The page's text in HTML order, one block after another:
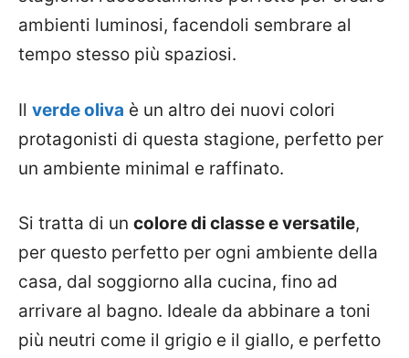
ambienti luminosi, facendoli sembrare al
tempo stesso più spaziosi.
Il verde oliva è un altro dei nuovi colori
protagonisti di questa stagione, perfetto per
un ambiente minimal e raffinato.
Si tratta di un colore di classe e versatile,
per questo perfetto per ogni ambiente della
casa, dal soggiorno alla cucina, fino ad
arrivare al bagno. Ideale da abbinare a toni
più neutri come il grigio e il giallo, e perfetto